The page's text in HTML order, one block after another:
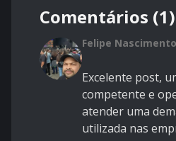
Comentários (1)
Felipe
Excelente post,
competente e
atender uma
utilizada nas